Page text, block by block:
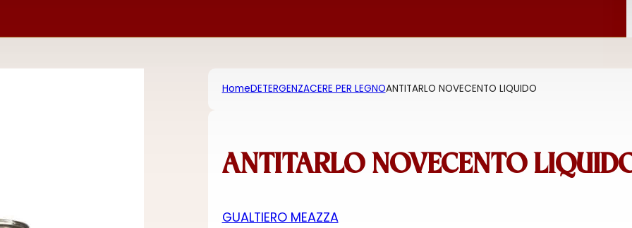
HomeDETERGENZACERE PER LEGNOANTITARLO NOVECENTO LIQUIDO
ANTITARLO NOVECENTO
GUALTIERO MEAZZA